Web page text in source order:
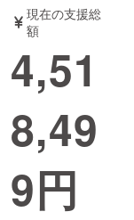
音楽
ゲーム・サ
現在の支援総
額
4,51
8,49
9円